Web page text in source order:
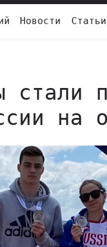
Новости Статьи
стали
на